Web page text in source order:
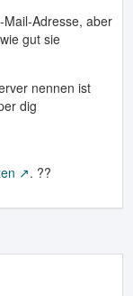
Adresse, aber
gut sie
nennen ist
dig
. ??